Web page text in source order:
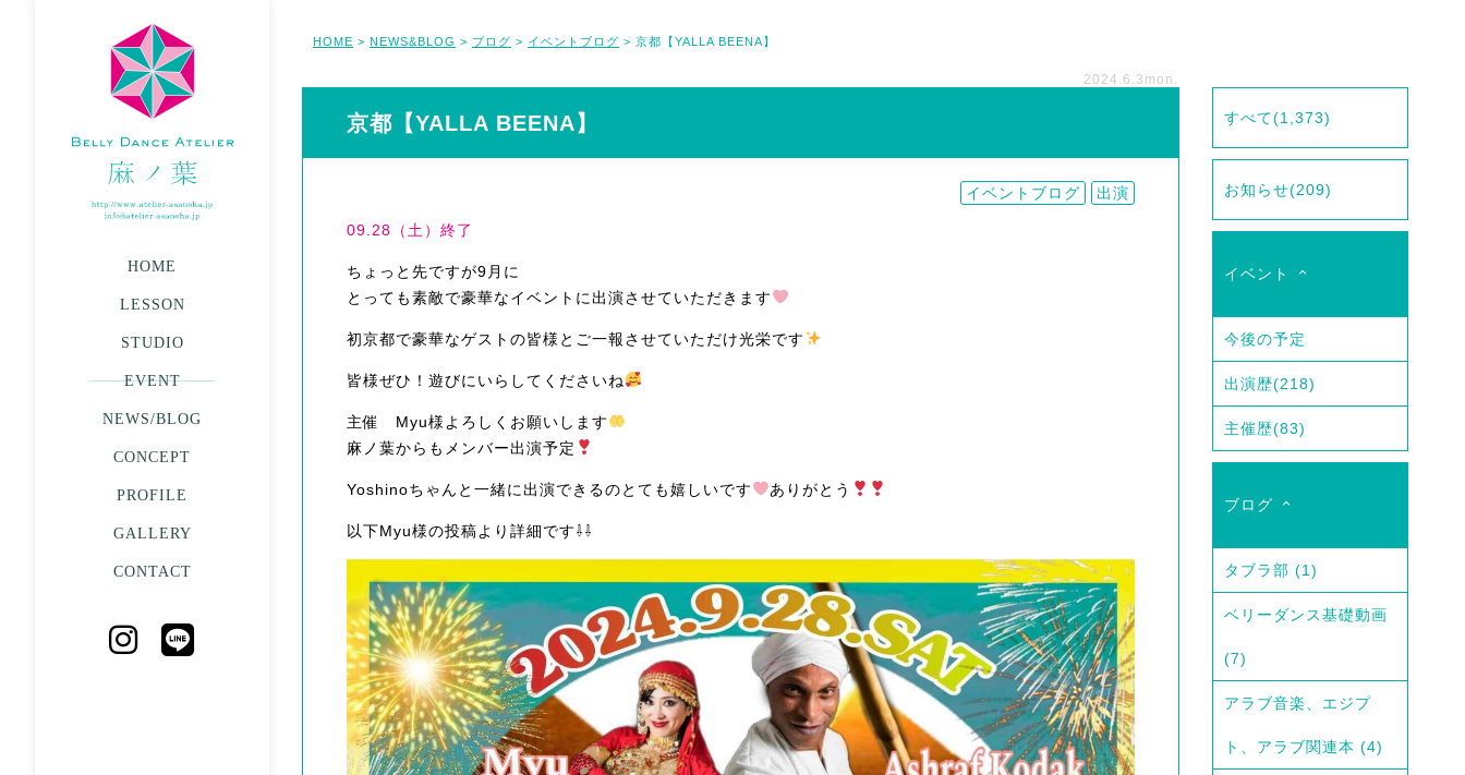
HOME
LESSON
STUDIO
EVENT
NEWS/BLOG
CONCEPT
PROFILE
GALLERY
CONTACT
HOME > NEWS&BLOG > ブログ > イベントブログ > 京都【YALLA BEENA】
2024.6.3 mon.
京都【YALLA BEENA】
イベントブログ 出演
09.28（土）終了
ちょっと先ですが9月に
とっても素敵で豪華なイベントに出演させていただきます
初京都で豪華なゲストの皆様とご一報させていただけ光栄です
皆様ぜひ！遊びにいらしてくださいね
主催 Myu様よろしくお願いします
麻ノ葉からもメンバー出演予定
Yoshinoちゃんと一緒に出演できるのとても嬉しいです ありがとう
以下Myu様の投稿より詳細です⇩⇩
すべて(1,373)
お知らせ(209)
イベント
今後の予定
出演歴(218)
主催歴(83)
ブログ
タブラ部 (1)
ベリーダンス基礎動画
(7)
アラブ音楽、エジプ
ト、アラブ関連本 (4)